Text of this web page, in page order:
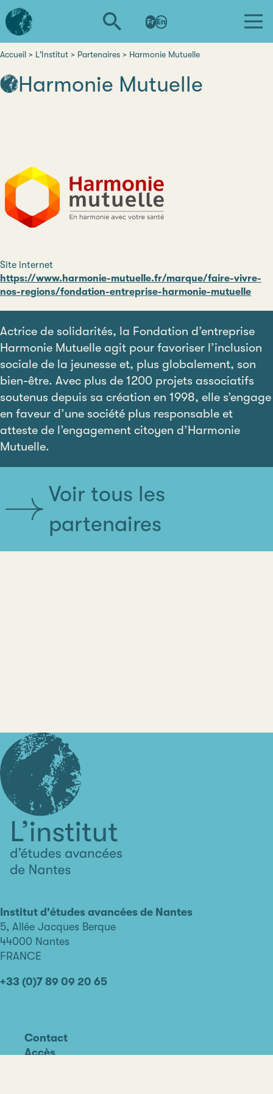
Aller
au
contenu
L'institut
d'études
avancées
de
Fr En
d'Ariane
Accueil L'Institut Partenaires Harmonie Mutuelle
Harmonie Mutuelle
Site internet
https://www.harmonie-mutuelle.fr/marque/faire-vivre-
nos-regions/fondation-entreprise-harmonie-mutuelle
Actrice de solidarités, la Fondation d’entreprise
Harmonie Mutuelle agit pour favoriser l’inclusion
sociale de la jeunesse et, plus globalement, son
bien-être. Avec plus de 1200 projets associatifs
soutenus depuis sa création en 1998, elle s’engage
en faveur d’une société plus responsable et
atteste de l’engagement citoyen d’Harmonie
Mutuelle.
Voir tous les
partenaires
avancées
de
Nantes
Institut d'études avancées de Nantes
5, Allée Jacques Berque
44000 Nantes
FRANCE
+33 (0)7 89 09 20 65
Contact
Accès